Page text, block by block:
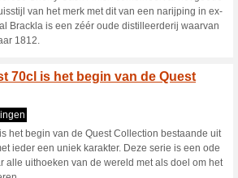
werkte
Een
maar
blended